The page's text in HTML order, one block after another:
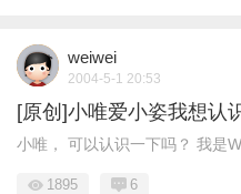
weiwei
2004-5-1 20:53
[原创]小唯爱小姿我想认
小唯， 可以认识一下吗？ 我是
1895 6